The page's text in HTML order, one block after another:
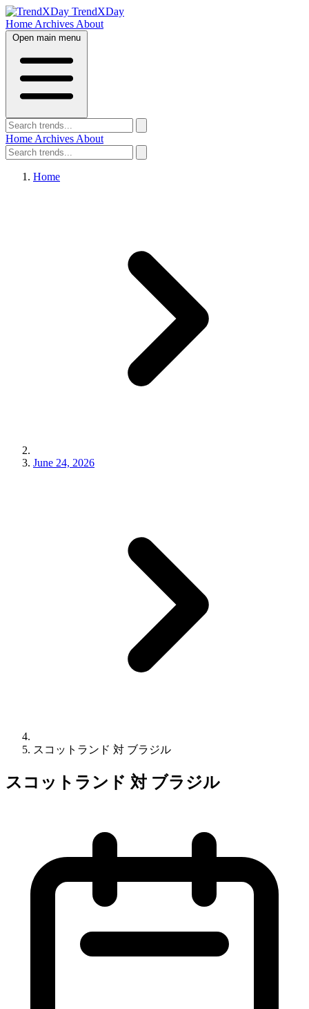
TrendXDay
Home Archives About
Open main menu
Home Archives About
Home
June 24, 2026
スコットランド 対 ブラジル
スコットランド 対 ブラジル